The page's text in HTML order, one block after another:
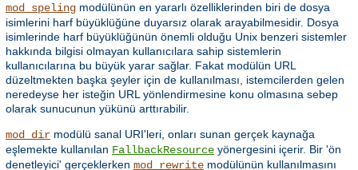
mod_speling modülünün en yararlı özelliklerinden biri de dosya
isimlerini harf büyüklüğüne duyarsız olarak arayabilmesidir. Dosya
isimlerinde harf büyüklüğünün önemli olduğu Unix benzeri sistemler
hakkında bilgisi olmayan kullanıcılara sahip sistemlerin
kullanıcılarına bu büyük yarar sağlar. Fakat modülün URL
düzeltmekten başka şeyler için de kullanılması, istemcilerden gelen
neredeyse her isteğin URL yönlendirmesine konu olmasına sebep
olarak sunucunun yükünü arttırabilir.
mod_dir modülü sanal URI'leri, onları sunan gerçek kaynağa
eşlemekte kullanılan FallbackResource yönergesini içerir. Bir 'ön
denetleyici' gerçeklerken mod_rewrite modülünün kullanılmasını